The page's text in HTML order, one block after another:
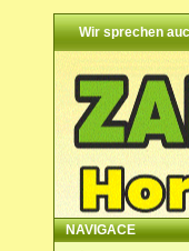
Wir sprechen
NAVIGACE